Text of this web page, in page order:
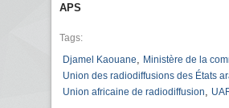
APS
Tags:
Djamel Kaouane
Ministère de la
Union des radiodiffusions des États
Union africaine de radiodiffusion